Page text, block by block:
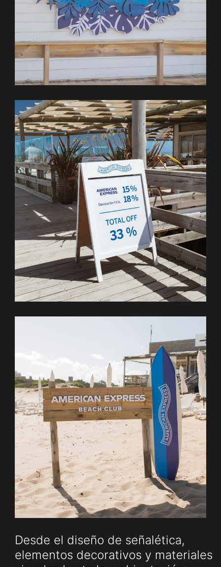
Trabajos
Nosotros
Contacto
BA Office
2800 Vallejos 4208, C1419 Buenos Aires, Argentina
Miami Office
33198 Biscayne Blvd, Aventura, FL 33180, EE. UU.
Desde el diseño de señalética,
elementos decorativos y materiales